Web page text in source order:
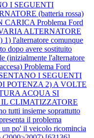
I SEGUENTI
(batteria rossa)
CARICA Problema Ford
ALTERNATORE
1) l'alternatore comunque
dopo avere sostituito
(inizialmente l'alternatore
Problema Ford
I SEGUENTI
POTENZA 2) A VOLTE
ACQUA SI
CLIMATIZZATORE
tutti insieme soprattutto
il problema
un po' il veicolo ricomincia